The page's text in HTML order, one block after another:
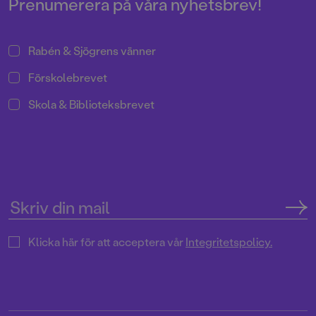
Rabén & Sjögrens vänner
Förskolebrevet
Skola & Biblioteksbrevet
Klicka här för att acceptera vårIntegritetspolicy.